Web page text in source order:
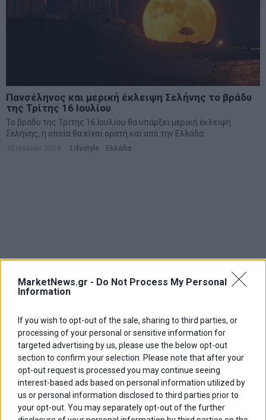
MarketNews.gr - Do Not Process My Personal
Information
If you wish to opt-out of the sale, sharing to third parties, or
processing of your personal or sensitive information for
targeted advertising by us, please use the below opt-out
section to confirm your selection. Please note that after your
opt-out request is processed you may continue seeing
interest-based ads based on personal information utilized by
us or personal information disclosed to third parties prior to
your opt-out. You may separately opt-out of the further
Πανσέληνος και μερική έκλειψη Σελήνης το βράδυ
της Τρίτης 16 Ιουλίου
Το βράδυ της Τρίτης 16 Ιουλίου θα υπάρξει μερική έκλειψη
Σελήνης, η οποία θα είναι ορατή και από την Ελλάδα
10 Ιουλίου 2019 Lifestyle Ελλάδα